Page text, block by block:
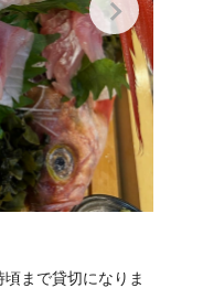
頃まで貸切になりま